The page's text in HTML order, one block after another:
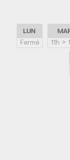
LUN
Fermé
11h >